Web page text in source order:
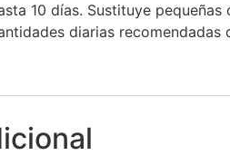
10 días. Sustituye
diarias